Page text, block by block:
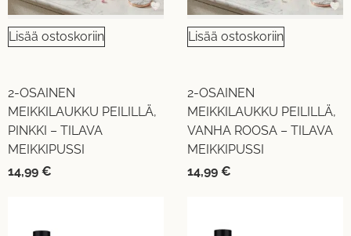
Lisää ostoskoriin
2-OSAINEN
MEIKKILAUKKU PEILILLÄ,
PINKKI – TILAVA
MEIKKIPUSSI
14,99 €
Lisää ostoskoriin
2-OSAINEN
MEIKKILAUKKU PEILILLÄ,
VANHA ROOSA – TILAVA
MEIKKIPUSSI
14,99 €